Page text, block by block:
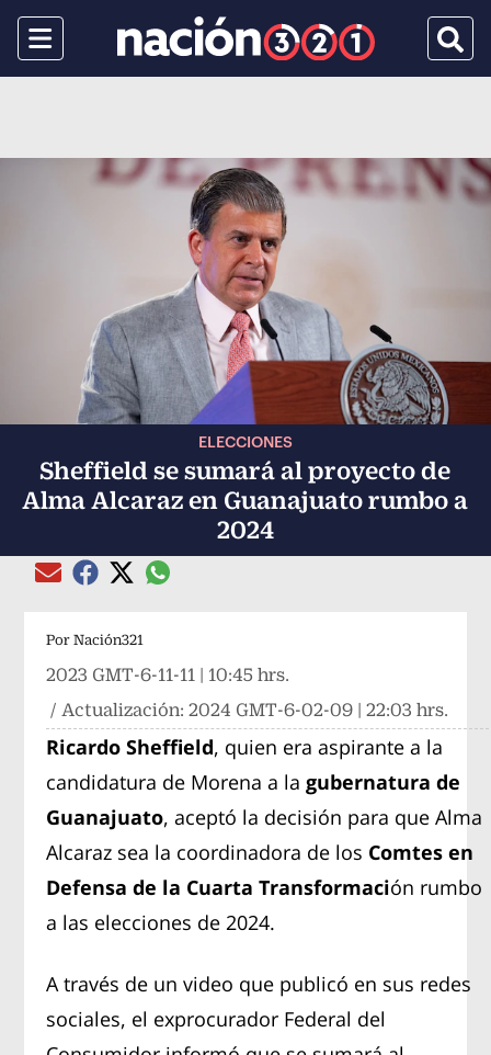
Menu
ELECCIONES
Sheffield se sumará al proyecto de
Alma Alcaraz en Guanajuato rumbo a
2024
Compartir el artículo actual mediante Email
Compartir el artículo actual mediante Facebook
Compartir el artículo actual mediante Twitter
Compartir el artículo actual mediante
Por Nación321
2023 GMT-6-11-11 | 10:45 hrs.
/ Actualización:2024 GMT-6-02-09 | 22:03 hrs.
Ricardo Sheffield, quien era aspirante a la
candidatura de Morena a lagubernatura de
Guanajuato, aceptó la decisión para que Alma
Alcaraz sea la coordinadora de los Comtes en
Defensa de la Cuarta Transformación rumbo
a las elecciones de 2024.
A través de un video que publicó en sus redes
sociales, el exprocurador Federal del